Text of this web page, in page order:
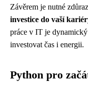
Závěrem je nutné
investice do vaší
práce v IT je
investovat čas i energii.
Python pro